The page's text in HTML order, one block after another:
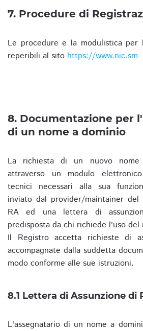
7. Procedure di
Le procedure e la modulistica per
reperibili al sito https://www.nic.sm
8. Documentazione per
di un nome a dominio
La richiesta di un nuovo nome
attraverso un modulo
tecnici necessari alla sua
inviato dal provider/maintainer
RA ed una lettera di
predisposta da chi richiede l'uso del
Il Registro accetta richieste di
accompagnate dalla suddetta
modo conforme alle sue istruzioni.
8.1 Lettera di Assunzione di
L'assegnatario di un nome a